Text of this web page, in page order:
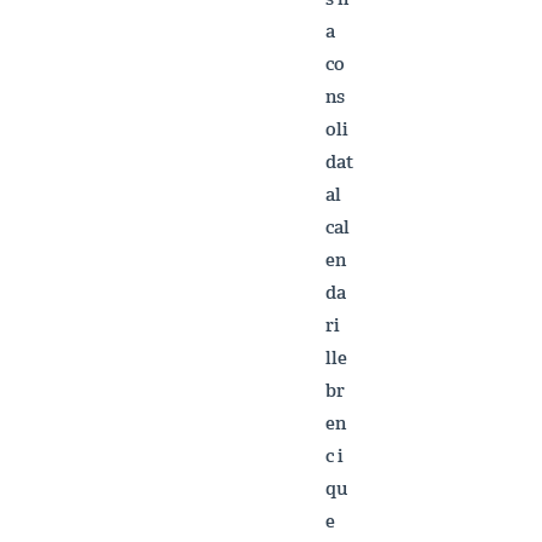
a
co
ns
oli
dat
al
cal
en
da
ri
lle
br
en
c i
qu
e